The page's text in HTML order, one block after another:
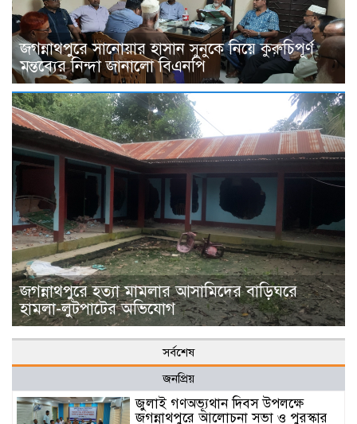
জগন্নাথপুরে সানোয়ার হাসান সুনুকে নিয়ে কুরুচিপূর্ণ
মন্তব্যের নিন্দা জানালো বিএনপি
জগন্নাথপুরে হত্যা মামলার আসামিদের বাড়িঘরে
হামলা-লুটপাটের অভিযোগ
সর্বশেষ
জনপ্রিয়
জুলাই গণঅভ্যূথান দিবস উপলক্ষে
জগন্নাথপুরে আলোচনা সভা ও পুরস্কার